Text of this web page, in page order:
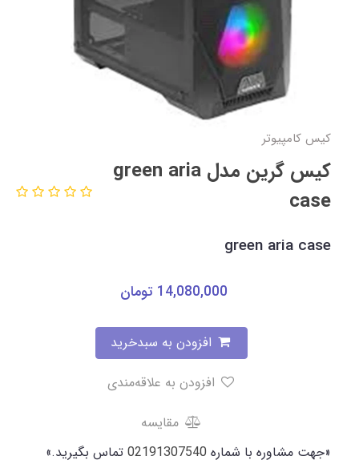
کیس کامپیوتر
کیس گرین مدل green aria
case
green aria case
14,080,000 تومان
مقایسه
«جهت مشاوره با شماره 02191307540 تماس بگیرید.»